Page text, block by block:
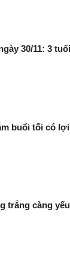
30/11: 3
buổi tối có
trắng càng